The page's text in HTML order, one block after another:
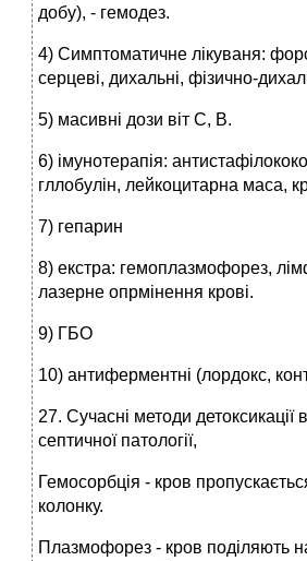
добу), - гемодез.
4) Симптоматичне лікуваня:
серцеві, дихальні, фізично-
5) масивні дози віт С, В.
6) імунотерапія:
гллобулін, лейкоцитарна маса,
7) гепарин
8) екстра: гемоплазмофорез,
лазерне опрмінення крові.
9) ГБО
10) антиферментні (лордокс,
27. Сучасні методи детоксикації
септичної патології,
Гемосорбція - кров
колонку.
Плазмофорез - кров поділяють на